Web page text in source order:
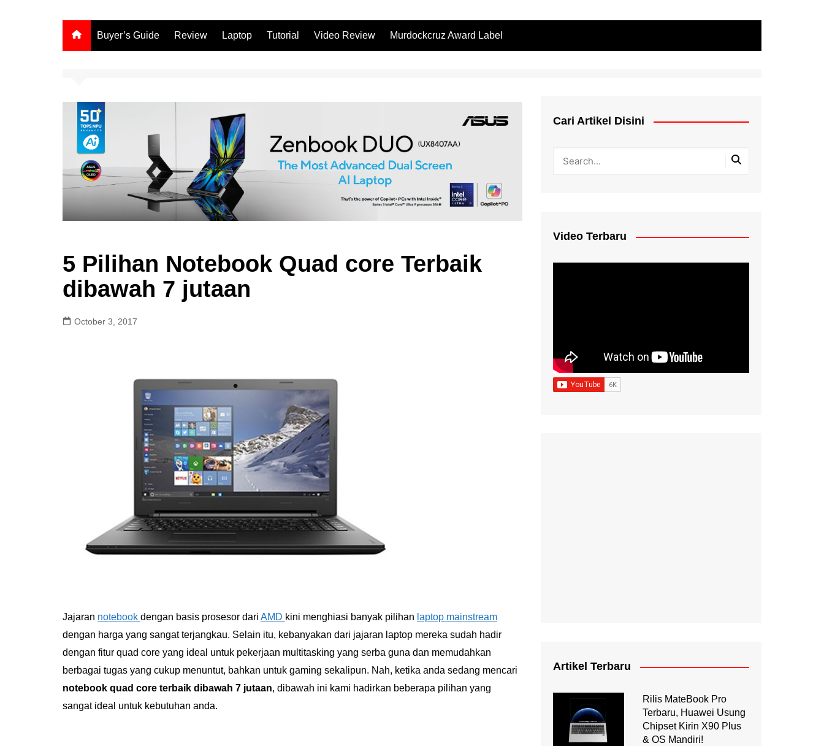
Buyer’s Guide Review Laptop Tutorial Video Review Murdockcruz Award Label
5 Pilihan Notebook Quad core Terbaik
dibawah 7 jutaan
October 3, 2017
Jajaran notebook dengan basis prosesor dari AMD kini menghiasi banyak pilihan laptop mainstream
dengan harga yang sangat terjangkau. Selain itu, kebanyakan dari jajaran laptop mereka sudah hadir
dengan fitur quad core yang ideal untuk pekerjaan multitasking yang serba guna dan memudahkan
berbagai tugas yang cukup menuntut, bahkan untuk gaming sekalipun. Nah, ketika anda sedang mencari
notebook quad core terbaik dibawah 7 jutaan, dibawah ini kami hadirkan beberapa pilihan yang
sangat ideal untuk kebutuhan anda.
Cari Artikel Disini
Video Terbaru
Artikel Terbaru
Rilis MateBook Pro
Terbaru, Huawei Usung
Chipset Kirin X90 Plus
& OS Mandiri!